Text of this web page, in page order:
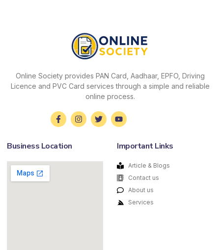
Online Society provides PAN Card, Aadhaar, EPFO, Driving
Licence and PVC Card services through a simple and reliable
online process.
Business Location Important Links
Article & Blogs
Contact us
About us
Services